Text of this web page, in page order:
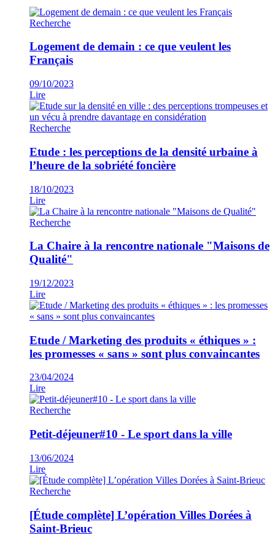
Recherche
Logement de demain : ce que veulent les
Français
09/10/2023
Lire
Recherche
Etude : les perceptions de la densité urbaine à
l’heure de la sobriété foncière
18/10/2023
Lire
Recherche
La Chaire à la rencontre nationale "Maisons de
Qualité"
19/12/2023
Lire
Etude / Marketing des produits « éthiques » :
les promesses « sans » sont plus convaincantes
23/04/2024
Lire
Recherche
Petit-déjeuner#10 - Le sport dans la ville
13/06/2024
Lire
Recherche
[Étude complète] L’opération Villes Dorées à
Saint-Brieuc